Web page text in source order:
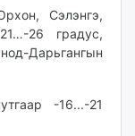
Сэлэнгэ,
26 градус,
Дарьгангын
-16...-21